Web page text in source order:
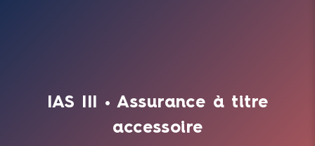
IAS III • Assurance à titre
accessoire